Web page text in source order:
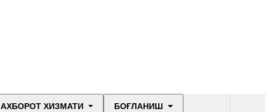
АХБОРОТ ХИЗМАТИ БОҒЛАНИШ